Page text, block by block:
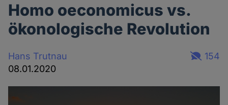
Homo oeconomicus vs.
ökonologische Revolution
Hans Trutnau
08.01.2020
154